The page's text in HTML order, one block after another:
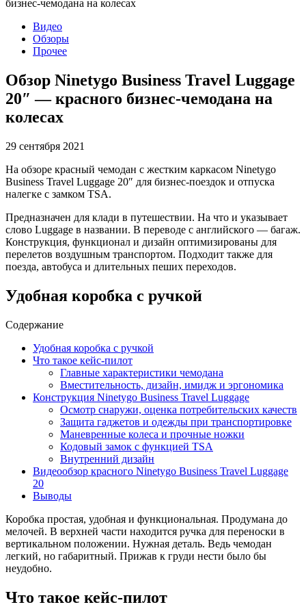
Видео
Обзоры
Прочее
Обзор Ninetygo Business Travel Luggage
20″ — красного бизнес-чемодана на
колесах
29 сентября 2021
На обзоре красный чемодан с жестким каркасом Ninetygo
Business Travel Luggage 20″ для бизнес-поездок и отпуска
налегке с замком TSA.
Предназначен для клади в путешествии. На что и указывает
слово Luggage в названии. В переводе с английского — багаж.
Конструкция, функционал и дизайн оптимизированы для
перелетов воздушным транспортом. Подходит также для
поезда, автобуса и длительных пеших переходов.
Удобная коробка с ручкой
Содержание
Удобная коробка с ручкой
Что такое кейс-пилот
Главные характеристики чемодана
Вместительность, дизайн, имидж и эргономика
Конструкция Ninetygo Business Travel Luggage
Осмотр снаружи, оценка потребительских качеств
Защита гаджетов и одежды при транспортировке
Маневренные колеса и прочные ножки
Кодовый замок с функцией TSA
Внутренний дизайн
Видеообзор красного Ninetygo Business Travel Luggage
20
Выводы
Коробка простая, удобная и функциональная. Продумана до
мелочей. В верхней части находится ручка для переноски в
вертикальном положении. Нужная деталь. Ведь чемодан
легкий, но габаритный. Прижав к груди нести было бы
неудобно.
Что такое кейс-пилот